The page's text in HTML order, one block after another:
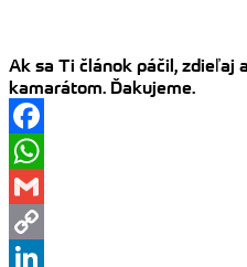
Ak sa Ti článok páčil, zdieľaj
kamarátom. Ďakujeme.
Facebook
WhatsApp
Gmail
Copy